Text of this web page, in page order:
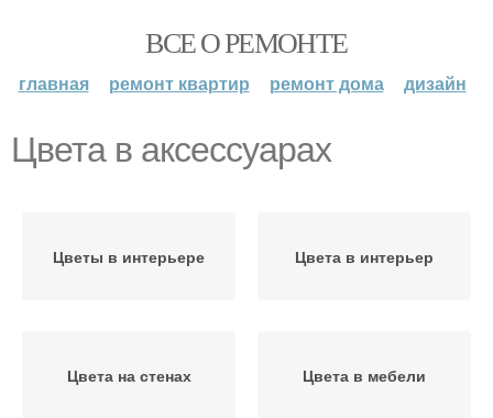
ВСЕ О РЕМОНТЕ
главная ремонт квартир ремонт дома дизайн
Цвета в аксессуарах
Цветы в интерьере Цвета в интерьер
Цвета на стенах Цвета в мебели